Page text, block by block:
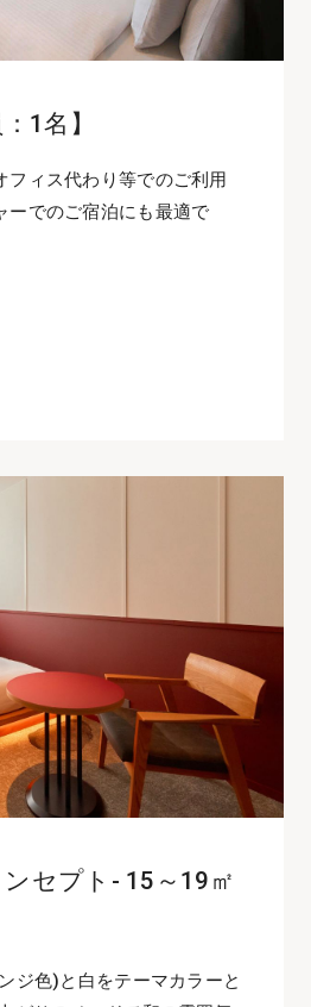
1名】
フィス代わり等でのご利用
ーでのご宿泊にも最適で
セプト- 15～19㎡
ジ色)と白をテーマカラーと